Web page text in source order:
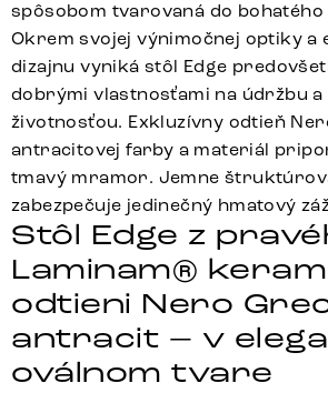
spôsobom tvarovaná do
Okrem svojej výnimočnej optiky a
dizajnu vyniká stôl Edge
dobrými vlastnosťami na údržbu a
životnosťou. Exkluzívny odtieň
antracitovej farby a materiál
tmavý mramor. Jemne
zabezpečuje jedinečný hmatový
Stôl Edge z
Laminam®
odtieni Nero
antracit – v
oválnom tvare